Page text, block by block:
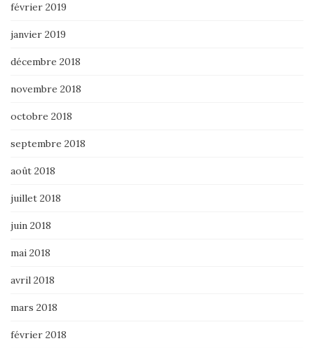
février 2019
janvier 2019
décembre 2018
novembre 2018
octobre 2018
septembre 2018
août 2018
juillet 2018
juin 2018
mai 2018
avril 2018
mars 2018
février 2018